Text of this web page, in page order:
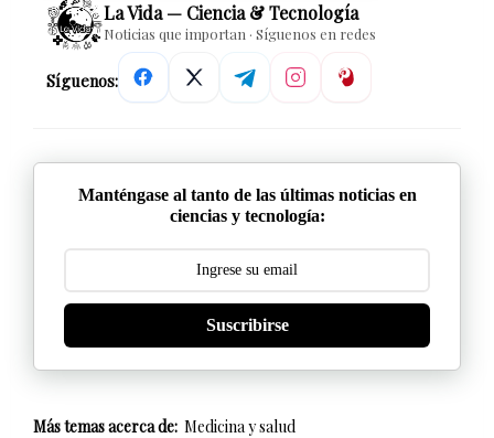
La Vida — Ciencia & Tecnología
Noticias que importan · Síguenos en redes
Síguenos:
Manténgase al tanto de las últimas noticias en
ciencias y tecnología:
Suscribirse
Más temas acerca de: Medicina y salud